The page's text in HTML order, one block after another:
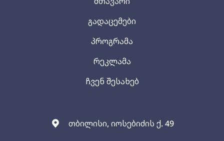
თბილისი, იოსებიძის ქ. 49
გადაცემები
პროგრამა
რეკლამა
ჩვენ შესახებ